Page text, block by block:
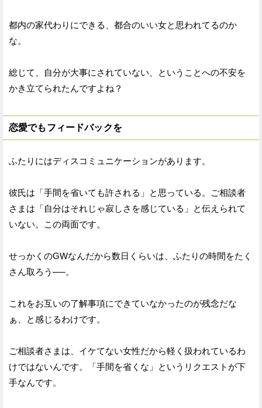
都内の家代わりにできる、都合のいい女と思われてるのか
な。
総じて、自分が大事にされていない、ということへの不安を
かき立てられたんですよね？
恋愛でもフィードバックを
ふたりにはディスコミュニケーションがあります。
彼氏は「手間を省いても許される」と思っている。ご相談者
さまは「自分はそれじゃ寂しさを感じている」と伝えられて
いない。この両面です。
せっかくのGWなんだから数日くらいは、ふたりの時間をたく
さん取ろう──。
これをお互いの了解事項にできていなかったのが残念だな
ぁ、と感じるわけです。
ご相談者さまは、イケてない女性だから軽く扱われているわ
けではないんです。「手間を省くな」というリクエストが下
手なんです。